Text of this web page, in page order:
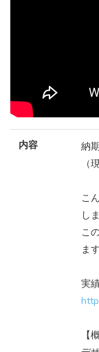
内容
納
（
こ
し
こ
ます
実
【